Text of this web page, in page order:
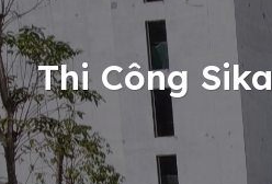
Thi Công